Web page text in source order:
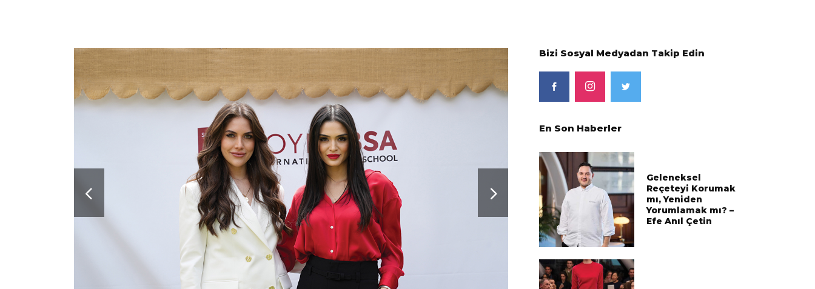
Bizi Sosyal Medyadan Takip Edin
En Son Haberler
Geleneksel
Reçeteyi Korumak
mı, Yeniden
Yorumlamak mı? –
Efe Anıl Çetin